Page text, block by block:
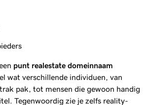
punt realestate domeinnaam
wat verschillende individuen, van
pak, tot mensen die gewoon handig
Tegenwoordig zie je zelfs reality-